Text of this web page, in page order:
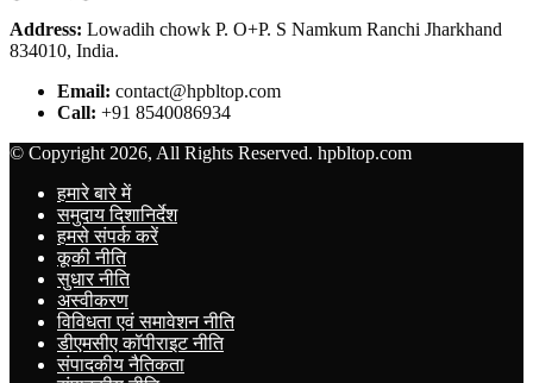
Address: Lowadih chowk P. O+P. S Namkum Ranchi Jharkhand
834010, India.
Email: contact@hpbltop.com
Call: +91 8540086934
© Copyright 2026, All Rights Reserved. hpbltop.com
हमारे बारे में
समुदाय दिशानिर्देश
हमसे संपर्क करें
कूकी नीति
सुधार नीति
अस्वीकरण
विविधता एवं समावेशन नीति
डीएमसीए कॉपीराइट नीति
संपादकीय नैतिकता